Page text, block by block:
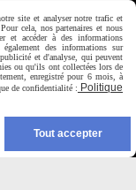
site et analyser notre trafic et
cela, nos partenaires et nous
et accéder à des informations
des informations sur
et d'analyse, qui peuvent
ou qu'ils ont collectées lors de
enregistré pour 6 mois, à
de confidentialité : Politique
Tout accepter